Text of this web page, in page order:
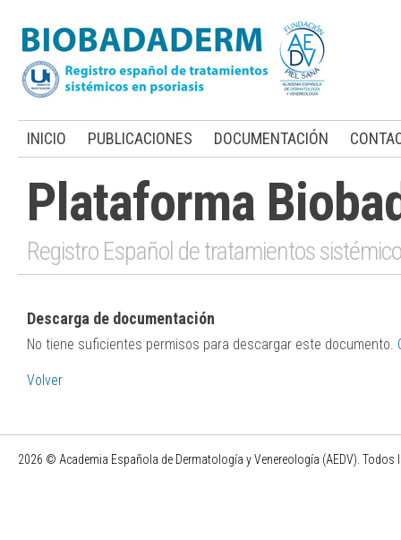
INICIO PUBLICACIONES DOCUMENTACIÓN
Plataforma
Registro Español de tratamientos
Descarga de documentación
No tiene suficientes permisos para descargar este documento.
Volver
2026 © Academia Española de Dermatología y Venereología (AEDV). Todos